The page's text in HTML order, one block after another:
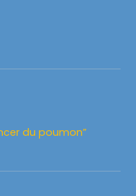
du poumon”